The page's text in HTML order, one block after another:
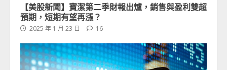
【美股新聞】寶潔第二季財報出爐，銷售與盈利雙超
預期，短期有望再漲？
2025 年 1 月 23 日 16